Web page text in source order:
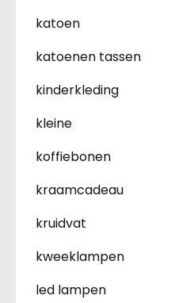
katoen
katoenen tassen
kinderkleding
kleine
koffiebonen
kraamcadeau
kruidvat
kweeklampen
led lampen